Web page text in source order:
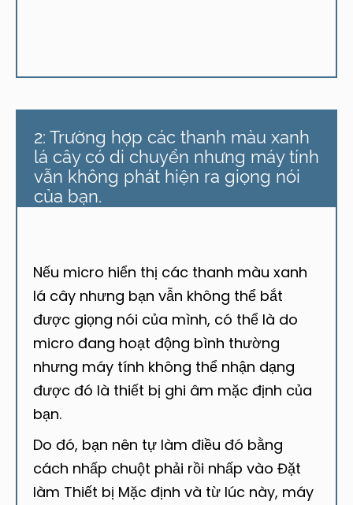
2: Trường hợp các thanh màu xanh
lá cây có di chuyển nhưng máy tính
vẫn không phát hiện ra giọng nói
của bạn.
Nếu micro hiển thị các thanh màu xanh
lá cây nhưng bạn vẫn không thể bắt
được giọng nói của mình, có thể là do
micro đang hoạt động bình thường
nhưng máy tính không thể nhận dạng
được đó là thiết bị ghi âm mặc định của
bạn.
Do đó, bạn nên tự làm điều đó bằng
cách nhấp chuột phải rồi nhấp vào Đặt
làm Thiết bị Mặc định và từ lúc này, máy